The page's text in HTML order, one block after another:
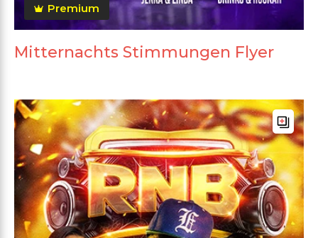
Premium
Mitternachts Stimmungen Flyer